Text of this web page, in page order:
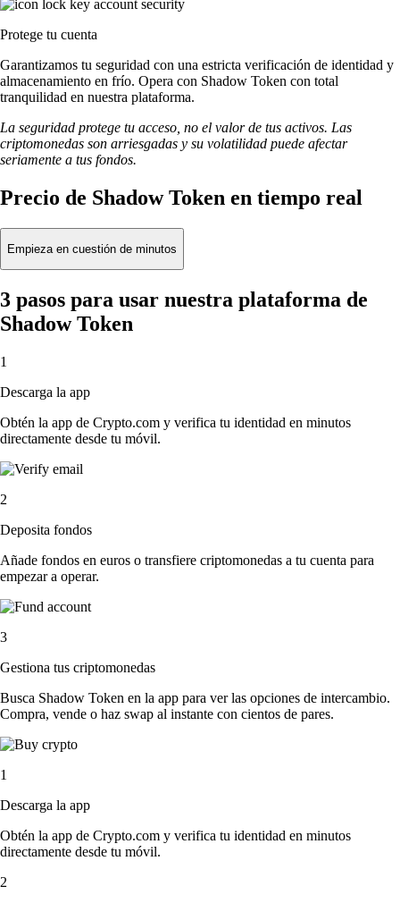
Protege tu cuenta
Garantizamos tu seguridad con una estricta verificación de identidad y
almacenamiento en frío. Opera con Shadow Token con total
tranquilidad en nuestra plataforma.
La seguridad protege tu acceso, no el valor de tus activos. Las
criptomonedas son arriesgadas y su volatilidad puede afectar
seriamente a tus fondos.
Precio de Shadow Token en tiempo real
Empieza en cuestión de minutos
3 pasos para usar nuestra plataforma de
Shadow Token
1
Descarga la app
Obtén la app de Crypto.com y verifica tu identidad en minutos
directamente desde tu móvil.
2
Deposita fondos
Añade fondos en euros o transfiere criptomonedas a tu cuenta para
empezar a operar.
3
Gestiona tus criptomonedas
Busca Shadow Token en la app para ver las opciones de intercambio.
Compra, vende o haz swap al instante con cientos de pares.
1
Descarga la app
Obtén la app de Crypto.com y verifica tu identidad en minutos
directamente desde tu móvil.
2